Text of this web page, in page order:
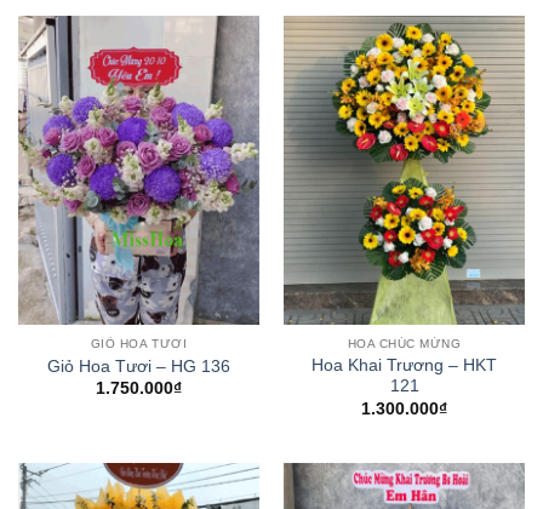
GIỎ HOA TƯƠI
Giỏ Hoa Tươi – HG 136
1.750.000₫
HOA CHÚC MỪNG
Hoa Khai Trương – HKT
121
1.300.000₫